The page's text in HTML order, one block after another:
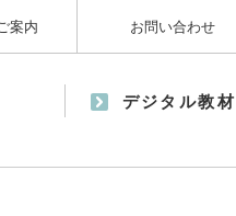
案内 お問い合わせ
デジタル教材